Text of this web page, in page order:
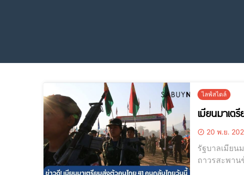
ไลฟ์สไตล์
เมียนมาเต
20 พ.ย.
รัฐบาลเมียน
ถาวรสะพานข้